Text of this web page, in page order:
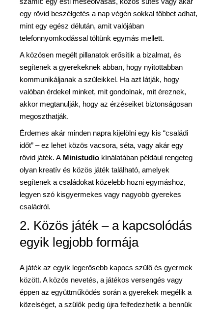
egy rövid beszélgetés a nap végén sokkal többet adhat,
mint egy egész délután, amit valójában
telefonnyomkodással töltünk egymás mellett.
A közösen megélt pillanatok erősítik a bizalmat, és
segítenek a gyerekeknek abban, hogy nyitottabban
kommunikáljanak a szüleikkel. Ha azt látják, hogy
valóban érdekel minket, mit gondolnak, mit éreznek,
akkor megtanulják, hogy az érzéseiket biztonságosan
megoszthatják.
Érdemes akár minden napra kijelölni egy kis “családi
időt” – ez lehet közös vacsora, séta, vagy akár egy
rövid játék. A Ministudio kínálatában például rengeteg
olyan kreatív és közös játék található, amelyek
segítenek a családokat közelebb hozni egymáshoz,
legyen szó kisgyermekes vagy nagyobb gyerekes
családról.
2. Közös játék – a kapcsolódás
egyik legjobb formája
A játék az egyik legerősebb kapocs szülő és gyermek
között. A közös nevetés, a játékos versengés vagy
éppen az együttműködés során a gyerekek megélik a
közelséget, a szülők pedig újra felfedezhetik a bennük